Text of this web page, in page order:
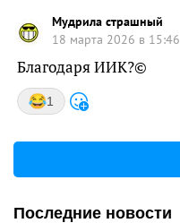
Мудрила страшный
18 марта 2026 в 15:46
Благодаря ИИК?©
1
Последние новости